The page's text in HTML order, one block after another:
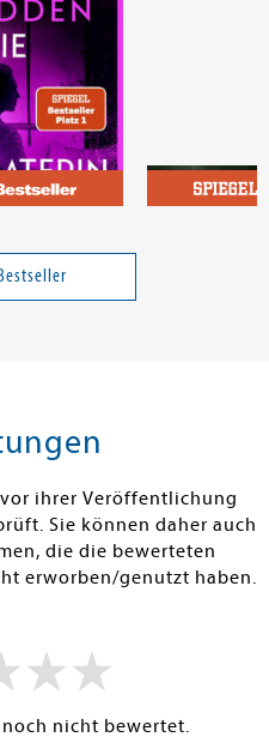
- Wurde ihr
ihrer Veröffentlichung
Sie können daher auch
die die bewerteten
erworben/genutzt haben.
nicht bewertet.